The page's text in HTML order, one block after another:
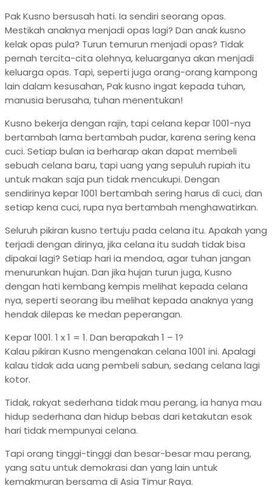
Pak Kusno bersusah hati. Ia sendiri seorang opas.
Mestikah anaknya menjadi opas lagi? Dan anak kusno
kelak opas pula? Turun temurun menjadi opas? Tidak
pernah tercita-cita olehnya, keluarganya akan menjadi
keluarga opas. Tapi, seperti juga orang-orang kampong
lain dalam kesusahan, Pak kusno ingat kepada tuhan,
manusia berusaha, tuhan menentukan!
Kusno bekerja dengan rajin, tapi celana kepar 1001-nya
bertambah lama bertambah pudar, karena sering kena
cuci. Setiap bulan ia berharap akan dapat membeli
sebuah celana baru, tapi uang yang sepuluh rupiah itu
untuk makan saja pun tidak mencukupi. Dengan
sendirinya kepar 1001 bertambah sering harus di cuci, dan
setiap kena cuci, rupa nya bertambah menghawatirkan.
Seluruh pikiran kusno tertuju pada celana itu. Apakah yang
terjadi dengan dirinya, jika celana itu sudah tidak bisa
dipakai lagi? Setiap hari ia mendoa, agar tuhan jangan
menurunkan hujan. Dan jika hujan turun juga, Kusno
dengan hati kembang kempis melihat kepada celana
nya, seperti seorang ibu melihat kepada anaknya yang
hendak dilepas ke medan peperangan.
Kepar 1001. 1 x 1 = 1. Dan berapakah 1 – 1?
Kalau pikiran Kusno mengenakan celana 1001 ini. Apalagi
kalau tidak ada uang pembeli sabun, sedang celana lagi
kotor.
Tidak, rakyat sederhana tidak mau perang, ia hanya mau
hidup sederhana dan hidup bebas dari ketakutan esok
hari tidak mempunyai celana.
Tapi orang tinggi-tinggi dan besar-besar mau perang,
yang satu untuk demokrasi dan yang lain untuk
kemakmuran bersama di Asia Timur Raya.